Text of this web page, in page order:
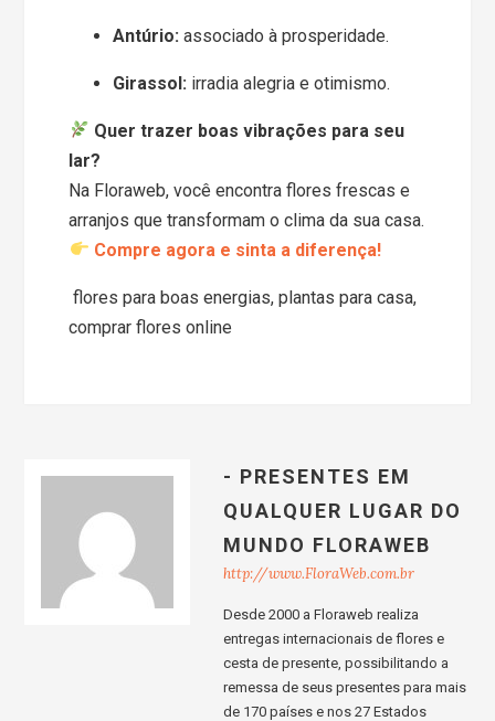
Antúrio: associado à prosperidade.
Girassol: irradia alegria e otimismo.
Quer trazer boas vibrações para seu
lar?
Na Floraweb, você encontra flores frescas e
arranjos que transformam o clima da sua casa.
Compre agora e sinta a diferença!
flores para boas energias, plantas para casa,
comprar flores online
- PRESENTES EM
QUALQUER LUGAR DO
MUNDO FLORAWEB
http://www.FloraWeb.com.br
Desde 2000 a Floraweb realiza
entregas internacionais de flores e
cesta de presente, possibilitando a
remessa de seus presentes para mais
de 170 países e nos 27 Estados